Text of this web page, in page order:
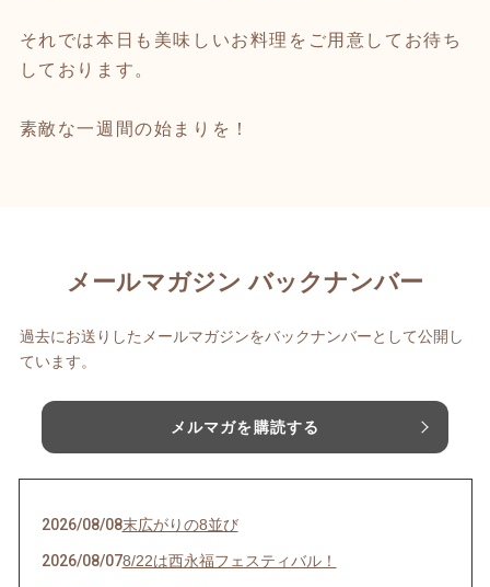
それでは本日も美味しいお料理をご用意してお待ち
しております。
素敵な一週間の始まりを！
メールマガジン バックナンバー
過去にお送りしたメールマガジンをバックナンバーとして公開し
ています。
メルマガを購読する
2026/08/08末広がりの8並び
2026/08/078/22は西永福フェスティバル！